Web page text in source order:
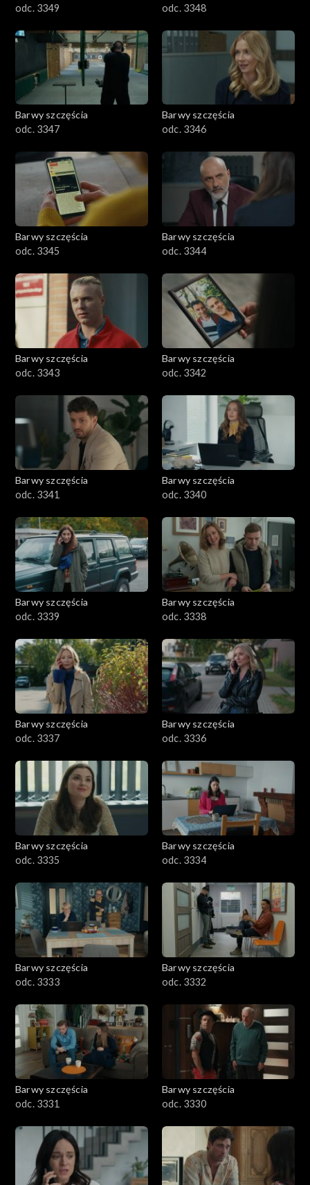
odc. 3349
odc. 3348
Barwy szczęścia
odc. 3347
Barwy szczęścia
odc. 3346
Barwy szczęścia
odc. 3345
Barwy szczęścia
odc. 3344
Barwy szczęścia
odc. 3343
Barwy szczęścia
odc. 3342
Barwy szczęścia
odc. 3341
Barwy szczęścia
odc. 3340
Barwy szczęścia
odc. 3339
Barwy szczęścia
odc. 3338
Barwy szczęścia
odc. 3337
Barwy szczęścia
odc. 3336
Barwy szczęścia
odc. 3335
Barwy szczęścia
odc. 3334
Barwy szczęścia
odc. 3333
Barwy szczęścia
odc. 3332
Barwy szczęścia
odc. 3331
Barwy szczęścia
odc. 3330